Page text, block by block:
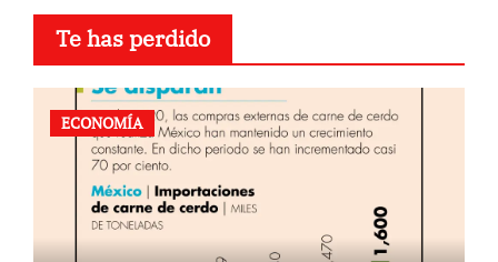
Te has perdido
ECONOMÍA